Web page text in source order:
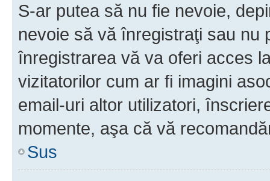
S-ar putea să nu fie nevoie,
nevoie să vă înregistraţi sau nu
înregistrarea vă va oferi acces
vizitatorilor cum ar fi imagini
email-uri altor utilizatori,
momente, aşa că vă
Sus